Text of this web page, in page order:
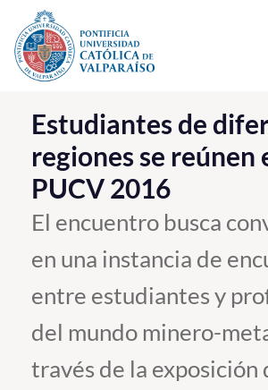
Click acá para ir directamente al contenido
La Universidad
Investigación, Creación e Innovación
PUCV Internacional
Vinculación con el Medio
Pregrado
Estudiantes de
regiones se reúnen
PUCV 2016
El encuentro busca
en una instancia de
entre estudiantes y
del mundo minero-
través de la exposición